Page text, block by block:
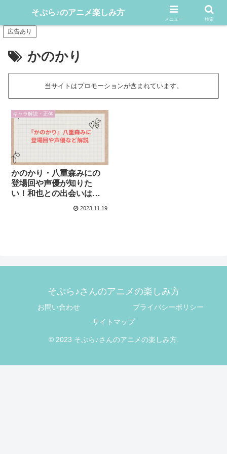
アニメや漫画をどんどん楽しむ情報発信サイト
広告あり
かのかり
当サイトはプロモーションが含まれています。
キャラ解説・正体
かのかり・八重森みにの
登場回や声優が知りた
い！和也との出会いは？
【彼女お借りします】
2023.11.19
そぷら♪さんのアニメの楽しみ方
お問い合わせ
プライバシーポリシー
サイトマップ
© 2023 そぷら♪さんのアニメの楽しみ方.
そぷら♪のアニメ楽しみ方
メニュー 検索